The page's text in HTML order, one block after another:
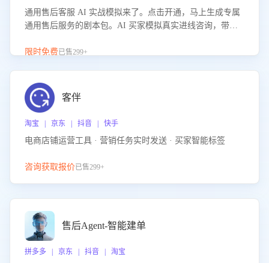
通用售后客服 AI 实战模拟来了。点击开通，马上生成专属
通用售后服务的剧本包。AI 买家模拟真实进线咨询，带您
的应对要点，轻松提升服务能力。
限时免费已售299+
客伴
淘宝 | 京东 | 抖音 | 快手
电商店铺运营工具 · 营销任务实时发送 · 买家智能标签
咨询获取报价已售299+
售后Agent-智能建单
拼多多 | 京东 | 抖音 | 淘宝